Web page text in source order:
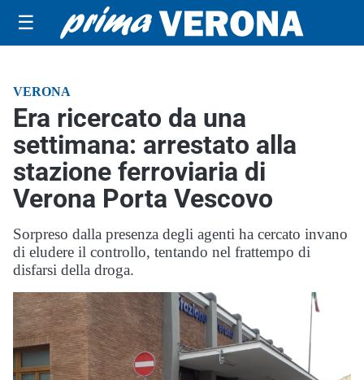
☰
VERONA
Era ricercato da una
settimana: arrestato alla
stazione ferroviaria di
Verona Porta Vescovo
Sorpreso dalla presenza degli agenti ha cercato invano
di eludere il controllo, tentando nel frattempo di
disfarsi della droga.